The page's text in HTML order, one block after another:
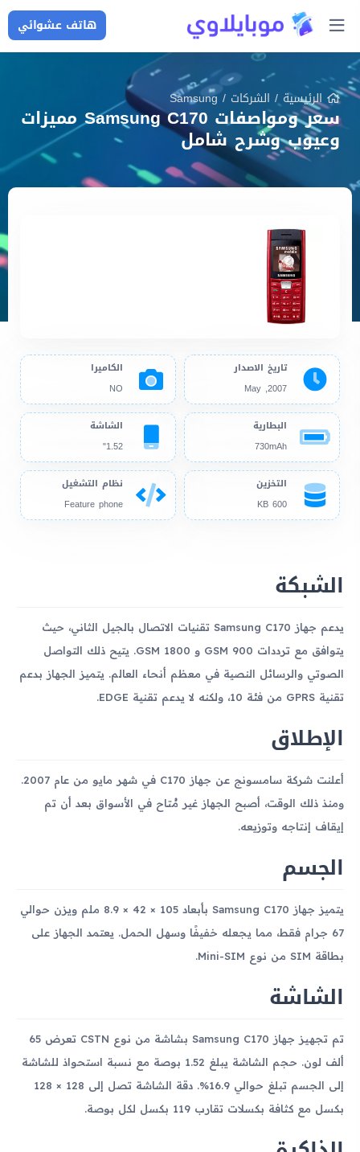
هاتف عشوائي
الرئيسية/ الشركات /
Samsung
سعر ومواصفات Samsung C170 مميزات
وعيوب وشرح شامل
تاريخ الاصدار
2007, May
الكاميرا
NO
البطارية
730mAh
الشاشة
1.52"
التخزين
600 KB
نظام التشغيل
Feature phone
الشبكة
يدعم جهاز Samsung C170 تقنيات الاتصال بالجيل الثاني، حيث
يتوافق مع ترددات GSM 900 و GSM 1800. يتيح ذلك التواصل
الصوتي والرسائل النصية في معظم أنحاء العالم. يتميز الجهاز بدعم
تقنية GPRS من فئة 10، ولكنه لا يدعم تقنية EDGE.
الإطلاق
أعلنت شركة سامسونج عن جهاز C170 في شهر مايو من عام 2007.
ومنذ ذلك الوقت، أصبح الجهاز غير مُتاح في الأسواق بعد أن تم
إيقاف إنتاجه وتوزيعه.
الجسم
يتميز جهاز Samsung C170 بأبعاد 105 × 42 × 8.9 ملم ويزن حوالي
67 جرام فقط، مما يجعله خفيفًا وسهل الحمل. يعتمد الجهاز على
بطاقة SIM من نوع Mini-SIM.
الشاشة
تم تجهيز جهاز Samsung C170 بشاشة من نوع CSTN تعرض 65
ألف لون. حجم الشاشة يبلغ 1.52 بوصة مع نسبة استحواذ للشاشة
إلى الجسم تبلغ حوالي 16.9%. دقة الشاشة تصل إلى 128 × 128
بكسل مع كثافة بكسلات تقارب 119 بكسل لكل بوصة.